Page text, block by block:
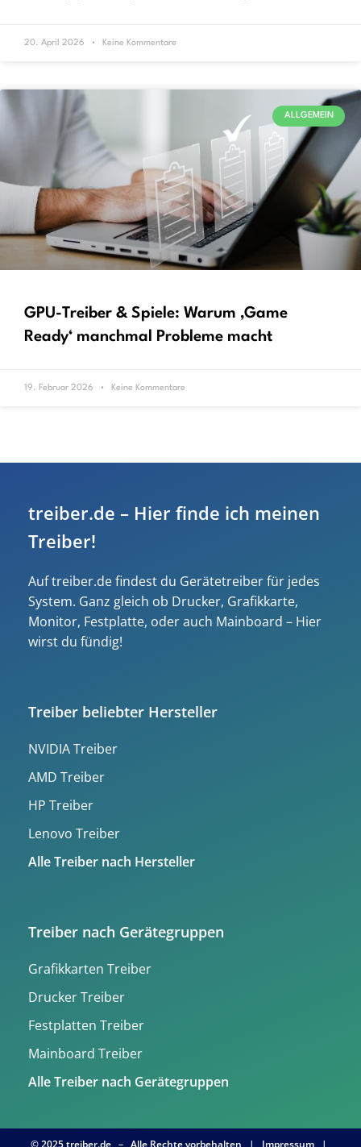
20. April 2026 Keine Kommentare
ALLGEMEIN
GPU-Treiber & Spiele: Warum ‚Game
Ready‘ manchmal Probleme macht
19. Februar 2026 Keine Kommentare
treiber.de – Hier finde ich meinen
Treiber!
Auf treiber.de findest du Gerätetreiber für jedes
System. Ganz gleich ob Drucker, Grafikkarte,
Monitor, Festplatte, oder auch Mainboard – Hier
wirst du fündig!
Treiber beliebter Hersteller
NVIDIA Treiber
AMD Treiber
HP Treiber
Lenovo Treiber
Alle Treiber nach Hersteller
Treiber nach Gerätegruppen
Grafikkarten Treiber
Drucker Treiber
Festplatten Treiber
Mainboard Treiber
Alle Treiber nach Gerätegruppen
© 2025 treiber.de – Alle Rechte vorbehalten | Impressum |